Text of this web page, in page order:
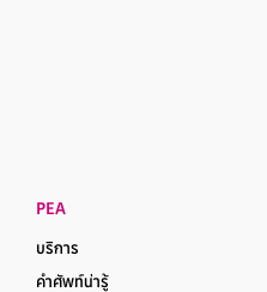
PEA
บริการ
คำศัพท์น่ารู้